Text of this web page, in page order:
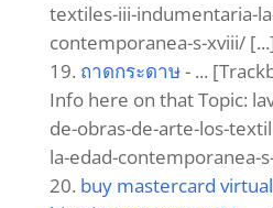
textiles-iii-indumentaria-
contemporanea-s-xviii/
ถาดกระดาษ- ...
Info here on that Topic:
de-obras-de-arte-los-
la-edad-contemporanea-
buy mastercard